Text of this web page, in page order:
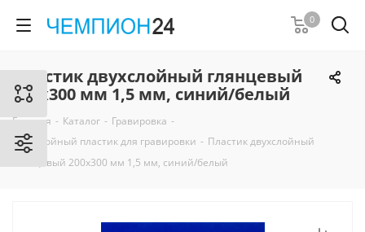
0
Пластик двухслойный глянцевый
200х300 мм 1,5 мм, синий/белый
Главная - Каталог - Гравировка -
Двухслойный пластик для гравировки - Пластик двухслойный
глянцевый 200х300 мм 1,5 мм, синий/белый